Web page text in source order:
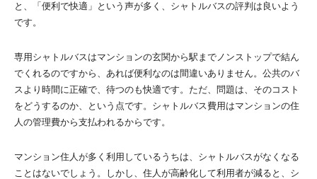
と、「便利で快適」という声が多く、シャトルバスの評判は良いよう
です。
専用シャトルバスはマンションの玄関から駅までノンストップで結ん
でくれるのですから、あれば便利なのは間違いありません。公共のバ
スより時間に正確で、待つのも快適です。ただ、問題は、そのコスト
をどうするのか、という点です。シャトルバス費用はマンションの住
人の管理費から支払われるからです。
マンション住人が多く利用しているうちは、シャトルバスがなくなる
ことはないでしょう。しかし、住人が高齢化して利用者が減ると、シ